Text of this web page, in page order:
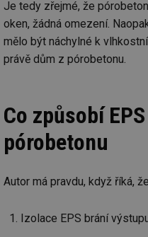
Je tedy zřejmé, že
oken, žádná omezení.
mělo být náchylné k
právě dům z pórobetonu.
Co způsobí
pórobetonu
Autor má pravdu, když říká, že
Izolace EPS brání